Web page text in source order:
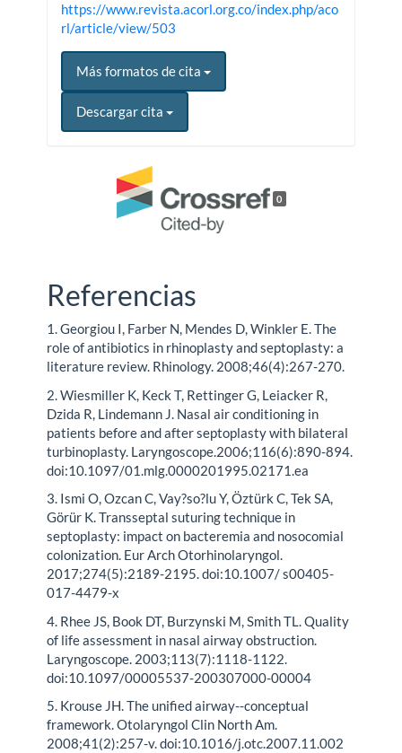
https://www.revista.acorl.org.co/index.php/aco
rl/article/view/503
Más formatos de cita
Descargar cita
0
Referencias
1. Georgiou I, Farber N, Mendes D, Winkler E. The
role of antibiotics in rhinoplasty and septoplasty: a
literature review. Rhinology. 2008;46(4):267-270.
2. Wiesmiller K, Keck T, Rettinger G, Leiacker R,
Dzida R, Lindemann J. Nasal air conditioning in
patients before and after septoplasty with bilateral
turbinoplasty. Laryngoscope.2006;116(6):890-894.
doi:10.1097/01.mlg.0000201995.02171.ea
3. Ismi O, Ozcan C, Vay?so?lu Y, Öztürk C, Tek SA,
Görür K. Transseptal suturing technique in
septoplasty: impact on bacteremia and nosocomial
colonization. Eur Arch Otorhinolaryngol.
2017;274(5):2189-2195. doi:10.1007/ s00405-
017-4479-x
4. Rhee JS, Book DT, Burzynski M, Smith TL. Quality
of life assessment in nasal airway obstruction.
Laryngoscope. 2003;113(7):1118-1122.
doi:10.1097/00005537-200307000-00004
5. Krouse JH. The unified airway--conceptual
framework. Otolaryngol Clin North Am.
2008;41(2):257-v. doi:10.1016/j.otc.2007.11.002